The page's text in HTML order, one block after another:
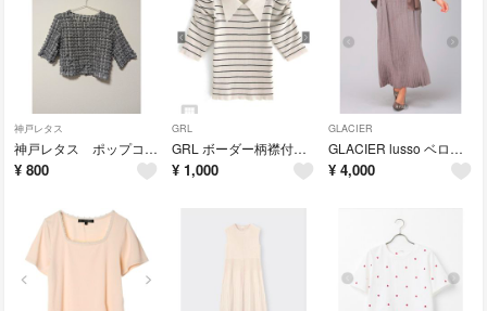
神戸レタス
神戸レタス ポップコーンショートプルオーバー
¥ 800
GRL
GRL ボーダー柄襟付きパワショルニットトップス
¥ 1,000
GLACIER
GLACIER lusso ベロアプリーツスカート
¥ 4,000